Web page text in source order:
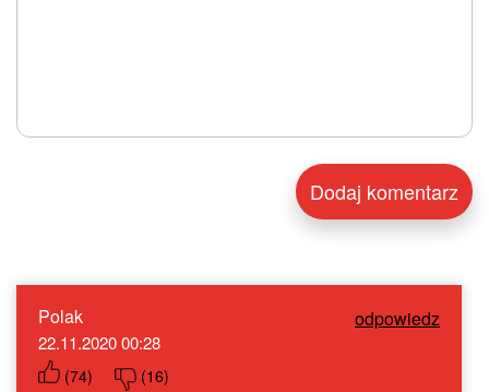
Polak odpowiedz
22.11.2020 00:28
(74) (16)